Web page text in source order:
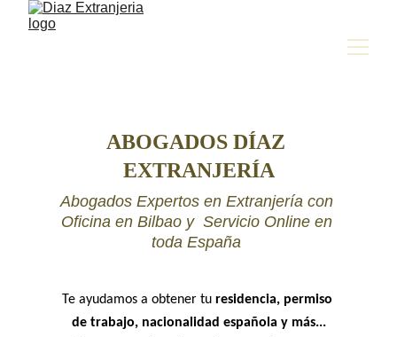
ABOGADOS DÍAZ
EXTRANJERÍA
Abogados Expertos en Extranjería con
Oficina en Bilbao y  Servicio Online en
toda España
Te ayudamos a obtener tu residencia, permiso
de trabajo, nacionalidad española y más...